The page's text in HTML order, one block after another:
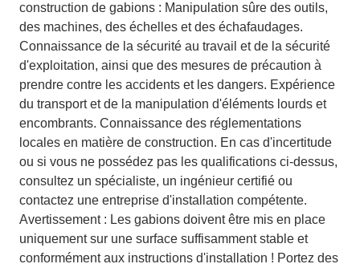
construction de gabions : Manipulation sûre des outils,
des machines, des échelles et des échafaudages.
Connaissance de la sécurité au travail et de la sécurité
d'exploitation, ainsi que des mesures de précaution à
prendre contre les accidents et les dangers. Expérience
du transport et de la manipulation d'éléments lourds et
encombrants. Connaissance des réglementations
locales en matière de construction. En cas d'incertitude
ou si vous ne possédez pas les qualifications ci-dessus,
consultez un spécialiste, un ingénieur certifié ou
contactez une entreprise d'installation compétente.
Avertissement : Les gabions doivent être mis en place
uniquement sur une surface suffisamment stable et
conformément aux instructions d'installation ! Portez des